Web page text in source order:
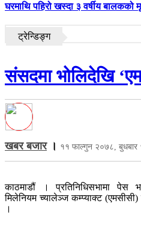
घरमाथि पहिरो खस्दा ३ वर्षीय बालकको
ट्रेन्डिङ्ग
संसदमा भोलिदेखि
खबर बजार। ११ फाल्गुन २०७८, बुधबार
काठमाडौं । प्रतिनिधिसभामा पेस
मिलेनियम च्यालेञ्ज कम्प्याक्ट
।